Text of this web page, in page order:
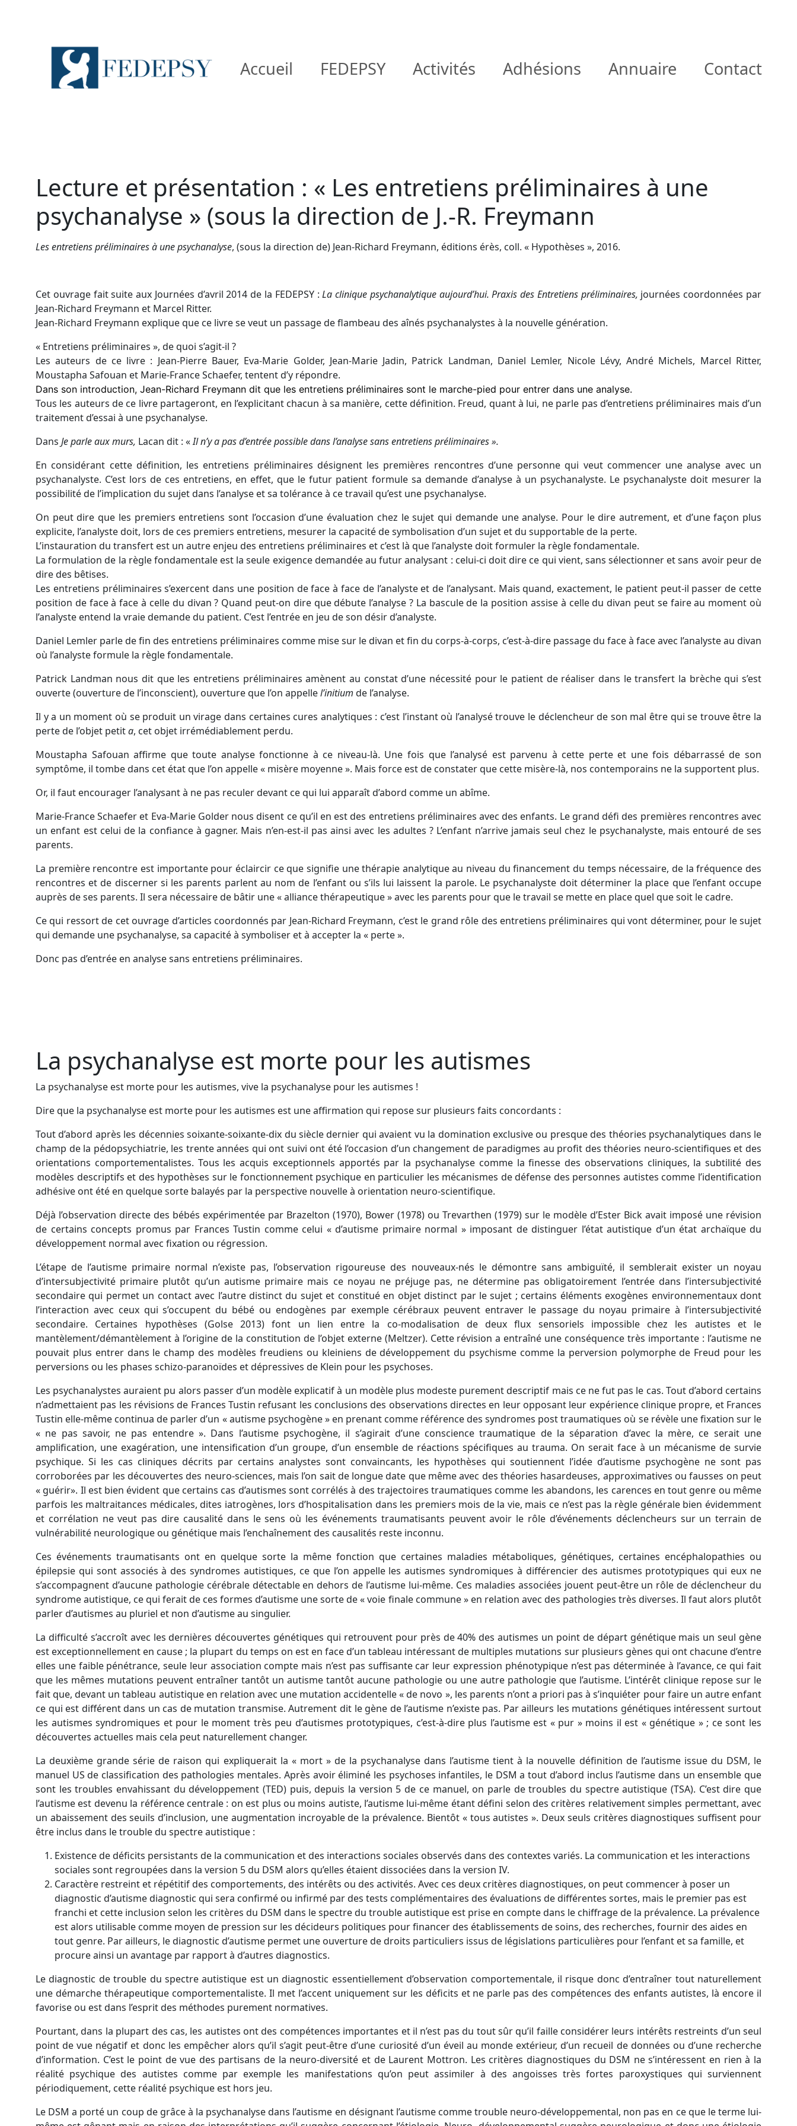
Accueil FEDEPSY Activités Adhésions Annuaire Contact
Lecture et présentation : « Les entretiens préliminaires à une
psychanalyse » (sous la direction de J.-R. Freymann
Les entretiens préliminaires à une psychanalyse, (sous la direction de) Jean-Richard Freymann, éditions érès, coll. « Hypothèses », 2016.
Cet ouvrage fait suite aux Journées d’avril 2014 de la FEDEPSY :La clinique psychanalytique aujourd’hui. Praxis des Entretiens préliminaires, journées coordonnées par
Jean-Richard Freymann et Marcel Ritter.
Jean-Richard Freymann explique que ce livre se veut un passage de flambeau des aînés psychanalystes à la nouvelle génération.
« Entretiens préliminaires », de quoi s’agit-il ?
Les auteurs de ce livre : Jean-Pierre Bauer, Eva-Marie Golder, Jean-Marie Jadin, Patrick Landman, Daniel Lemler, Nicole Lévy, André Michels, Marcel Ritter,
Moustapha Safouan et Marie-France Schaefer, tentent d’y répondre.
Dans son introduction, Jean-Richard Freymann dit que les entretiens préliminaires sont le marche-pied pour entrer dans une analyse.
Tous les auteurs de ce livre partageront, en l’explicitant chacun à sa manière, cette définition. Freud, quant à lui, ne parle pas d’entretiens préliminaires mais d’un
traitement d’essai à une psychanalyse.
Dans Je parle aux murs, Lacan dit : «Il n’y a pas d’entrée possible dans l’analyse sans entretiens préliminaires ».
En considérant cette définition, les entretiens préliminaires désignent les premières rencontres d’une personne qui veut commencer une analyse avec un
psychanalyste. C’est lors de ces entretiens, en effet, que le futur patient formule sa demande d’analyse à un psychanalyste. Le psychanalyste doit mesurer la
possibilité de l’implication du sujet dans l’analyse et sa tolérance à ce travail qu’est une psychanalyse.
On peut dire que les premiers entretiens sont l’occasion d’une évaluation chez le sujet qui demande une analyse. Pour le dire autrement, et d’une façon plus
explicite, l’analyste doit, lors de ces premiers entretiens, mesurer la capacité de symbolisation d’un sujet et du supportable de la perte.
L’instauration du transfert est un autre enjeu des entretiens préliminaires et c’est là que l’analyste doit formuler la règle fondamentale.
La formulation de la règle fondamentale est la seule exigence demandée au futur analysant : celui-ci doit dire ce qui vient, sans sélectionner et sans avoir peur de
dire des bêtises.
Les entretiens préliminaires s’exercent dans une position de face à face de l’analyste et de l’analysant. Mais quand, exactement, le patient peut-il passer de cette
position de face à face à celle du divan ? Quand peut-on dire que débute l’analyse ? La bascule de la position assise à celle du divan peut se faire au moment où
l’analyste entend la vraie demande du patient. C’est l’entrée en jeu de son désir d’analyste.
Daniel Lemler parle de fin des entretiens préliminaires comme mise sur le divan et fin du corps-à-corps, c’est-à-dire passage du face à face avec l’analyste au divan
où l’analyste formule la règle fondamentale.
Patrick Landman nous dit que les entretiens préliminaires amènent au constat d’une nécessité pour le patient de réaliser dans le transfert la brèche qui s’est
ouverte (ouverture de l’inconscient), ouverture que l’on appellel’initium de l’analyse.
Il y a un moment où se produit un virage dans certaines cures analytiques : c’est l’instant où l’analysé trouve le déclencheur de son mal être qui se trouve être la
perte de l’objet petita, cet objet irrémédiablement perdu.
Moustapha Safouan affirme que toute analyse fonctionne à ce niveau-là. Une fois que l’analysé est parvenu à cette perte et une fois débarrassé de son
symptôme, il tombe dans cet état que l’on appelle « misère moyenne ». Mais force est de constater que cette misère-là, nos contemporains ne la supportent plus.
Or, il faut encourager l’analysant à ne pas reculer devant ce qui lui apparaît d’abord comme un abîme.
Marie-France Schaefer et Eva-Marie Golder nous disent ce qu’il en est des entretiens préliminaires avec des enfants. Le grand défi des premières rencontres avec
un enfant est celui de la confiance à gagner. Mais n’en-est-il pas ainsi avec les adultes ? L’enfant n’arrive jamais seul chez le psychanalyste, mais entouré de ses
parents.
La première rencontre est importante pour éclaircir ce que signifie une thérapie analytique au niveau du financement du temps nécessaire, de la fréquence des
rencontres et de discerner si les parents parlent au nom de l’enfant ou s’ils lui laissent la parole. Le psychanalyste doit déterminer la place que l’enfant occupe
auprès de ses parents. Il sera nécessaire de bâtir une « alliance thérapeutique » avec les parents pour que le travail se mette en place quel que soit le cadre.
Ce qui ressort de cet ouvrage d’articles coordonnés par Jean-Richard Freymann, c’est le grand rôle des entretiens préliminaires qui vont déterminer, pour le sujet
qui demande une psychanalyse, sa capacité à symboliser et à accepter la « perte ».
Donc pas d’entrée en analyse sans entretiens préliminaires.
La psychanalyse est morte pour les autismes
La psychanalyse est morte pour les autismes, vive la psychanalyse pour les autismes !
Dire que la psychanalyse est morte pour les autismes est une affirmation qui repose sur plusieurs faits concordants :
Tout d’abord après les décennies soixante-soixante-dix du siècle dernier qui avaient vu la domination exclusive ou presque des théories psychanalytiques dans le
champ de la pédopsychiatrie, les trente années qui ont suivi ont été l’occasion d’un changement de paradigmes au profit des théories neuro-scientifiques et des
orientations comportementalistes. Tous les acquis exceptionnels apportés par la psychanalyse comme la finesse des observations cliniques, la subtilité des
modèles descriptifs et des hypothèses sur le fonctionnement psychique en particulier les mécanismes de défense des personnes autistes comme l’identification
adhésive ont été en quelque sorte balayés par la perspective nouvelle à orientation neuro-scientifique.
Déjà l’observation directe des bébés expérimentée par Brazelton (1970), Bower (1978) ou Trevarthen (1979) sur le modèle d’Ester Bick avait imposé une révision
de certains concepts promus par Frances Tustin comme celui « d’autisme primaire normal » imposant de distinguer l’état autistique d’un état archaïque du
développement normal avec fixation ou régression.
L’étape de l’autisme primaire normal n’existe pas, l’observation rigoureuse des nouveaux-nés le démontre sans ambiguïté, il semblerait exister un noyau
d’intersubjectivité primaire plutôt qu’un autisme primaire mais ce noyau ne préjuge pas, ne détermine pas obligatoirement l’entrée dans l’intersubjectivité
secondaire qui permet un contact avec l’autre distinct du sujet et constitué en objet distinct par le sujet ; certains éléments exogènes environnementaux dont
l’interaction avec ceux qui s’occupent du bébé ou endogènes par exemple cérébraux peuvent entraver le passage du noyau primaire à l’intersubjectivité
secondaire. Certaines hypothèses (Golse 2013) font un lien entre la co-modalisation de deux flux sensoriels impossible chez les autistes et le
mantèlement/démantèlement à l’origine de la constitution de l’objet externe (Meltzer). Cette révision a entraîné une conséquence très importante : l’autisme ne
pouvait plus entrer dans le champ des modèles freudiens ou kleiniens de développement du psychisme comme la perversion polymorphe de Freud pour les
perversions ou les phases schizo-paranoïdes et dépressives de Klein pour les psychoses.
Les psychanalystes auraient pu alors passer d’un modèle explicatif à un modèle plus modeste purement descriptif mais ce ne fut pas le cas. Tout d’abord certains
n’admettaient pas les révisions de Frances Tustin refusant les conclusions des observations directes en leur opposant leur expérience clinique propre, et Frances
Tustin elle-même continua de parler d’un « autisme psychogène » en prenant comme référence des syndromes post traumatiques où se révèle une fixation sur le
« ne pas savoir, ne pas entendre ». Dans l’autisme psychogène, il s’agirait d’une conscience traumatique de la séparation d’avec la mère, ce serait une
amplification, une exagération, une intensification d’un groupe, d’un ensemble de réactions spécifiques au trauma. On serait face à un mécanisme de survie
psychique. Si les cas cliniques décrits par certains analystes sont convaincants, les hypothèses qui soutiennent l’idée d’autisme psychogène ne sont pas
corroborées par les découvertes des neuro-sciences, mais l’on sait de longue date que même avec des théories hasardeuses, approximatives ou fausses on peut
« guérir». Il est bien évident que certains cas d’autismes sont corrélés à des trajectoires traumatiques comme les abandons, les carences en tout genre ou même
parfois les maltraitances médicales, dites iatrogènes, lors d’hospitalisation dans les premiers mois de la vie, mais ce n’est pas la règle générale bien évidemment
et corrélation ne veut pas dire causalité dans le sens où les événements traumatisants peuvent avoir le rôle d’événements déclencheurs sur un terrain de
vulnérabilité neurologique ou génétique mais l’enchaînement des causalités reste inconnu.
Ces événements traumatisants ont en quelque sorte la même fonction que certaines maladies métaboliques, génétiques, certaines encéphalopathies ou
épilepsie qui sont associés à des syndromes autistiques, ce que l’on appelle les autismes syndromiques à différencier des autismes prototypiques qui eux ne
s’accompagnent d’aucune pathologie cérébrale détectable en dehors de l’autisme lui-même. Ces maladies associées jouent peut-être un rôle de déclencheur du
syndrome autistique, ce qui ferait de ces formes d’autisme une sorte de « voie finale commune » en relation avec des pathologies très diverses. Il faut alors plutôt
parler d’autismes au pluriel et non d’autisme au singulier.
La difficulté s’accroît avec les dernières découvertes génétiques qui retrouvent pour près de 40% des autismes un point de départ génétique mais un seul gène
est exceptionnellement en cause ; la plupart du temps on est en face d’un tableau intéressant de multiples mutations sur plusieurs gènes qui ont chacune d’entre
elles une faible pénétrance, seule leur association compte mais n’est pas suffisante car leur expression phénotypique n’est pas déterminée à l’avance, ce qui fait
que les mêmes mutations peuvent entraîner tantôt un autisme tantôt aucune pathologie ou une autre pathologie que l’autisme. L’intérêt clinique repose sur le
fait que, devant un tableau autistique en relation avec une mutation accidentelle « de novo », les parents n’ont a priori pas à s’inquiéter pour faire un autre enfant
ce qui est différent dans un cas de mutation transmise. Autrement dit le gène de l’autisme n’existe pas. Par ailleurs les mutations génétiques intéressent surtout
les autismes syndromiques et pour le moment très peu d’autismes prototypiques, c’est-à-dire plus l’autisme est « pur » moins il est « génétique » ; ce sont les
découvertes actuelles mais cela peut naturellement changer.
La deuxième grande série de raison qui expliquerait la « mort » de la psychanalyse dans l’autisme tient à la nouvelle définition de l’autisme issue du DSM, le
manuel US de classification des pathologies mentales. Après avoir éliminé les psychoses infantiles, le DSM a tout d’abord inclus l’autisme dans un ensemble que
sont les troubles envahissant du développement (TED) puis, depuis la version 5 de ce manuel, on parle de troubles du spectre autistique (TSA). C’est dire que
l’autisme est devenu la référence centrale : on est plus ou moins autiste, l’autisme lui-même étant défini selon des critères relativement simples permettant, avec
un abaissement des seuils d’inclusion, une augmentation incroyable de la prévalence. Bientôt « tous autistes ». Deux seuls critères diagnostiques suffisent pour
être inclus dans le trouble du spectre autistique :
Existence de déficits persistants de la communication et des interactions sociales observés dans des contextes variés. La communication et les interactions
sociales sont regroupées dans la version 5 du DSM alors qu’elles étaient dissociées dans la version IV.
Caractère restreint et répétitif des comportements, des intérêts ou des activités. Avec ces deux critères diagnostiques, on peut commencer à poser un
diagnostic d’autisme diagnostic qui sera confirmé ou infirmé par des tests complémentaires des évaluations de différentes sortes, mais le premier pas est
franchi et cette inclusion selon les critères du DSM dans le spectre du trouble autistique est prise en compte dans le chiffrage de la prévalence. La prévalence
est alors utilisable comme moyen de pression sur les décideurs politiques pour financer des établissements de soins, des recherches, fournir des aides en
tout genre. Par ailleurs, le diagnostic d’autisme permet une ouverture de droits particuliers issus de législations particulières pour l’enfant et sa famille, et
procure ainsi un avantage par rapport à d’autres diagnostics.
Le diagnostic de trouble du spectre autistique est un diagnostic essentiellement d’observation comportementale, il risque donc d’entraîner tout naturellement
une démarche thérapeutique comportementaliste. Il met l’accent uniquement sur les déficits et ne parle pas des compétences des enfants autistes, là encore il
favorise ou est dans l’esprit des méthodes purement normatives.
Pourtant, dans la plupart des cas, les autistes ont des compétences importantes et il n’est pas du tout sûr qu’il faille considérer leurs intérêts restreints d’un seul
point de vue négatif et donc les empêcher alors qu’il s’agit peut-être d’une curiosité d’un éveil au monde extérieur, d’un recueil de données ou d’une recherche
d’information. C’est le point de vue des partisans de la neuro-diversité et de Laurent Mottron. Les critères diagnostiques du DSM ne s’intéressent en rien à la
réalité psychique des autistes comme par exemple les manifestations qu’on peut assimiler à des angoisses très fortes paroxystiques qui surviennent
périodiquement, cette réalité psychique est hors jeu.
Le DSM a porté un coup de grâce à la psychanalyse dans l’autisme en désignant l’autisme comme trouble neuro-développemental, non pas en ce que le terme lui-